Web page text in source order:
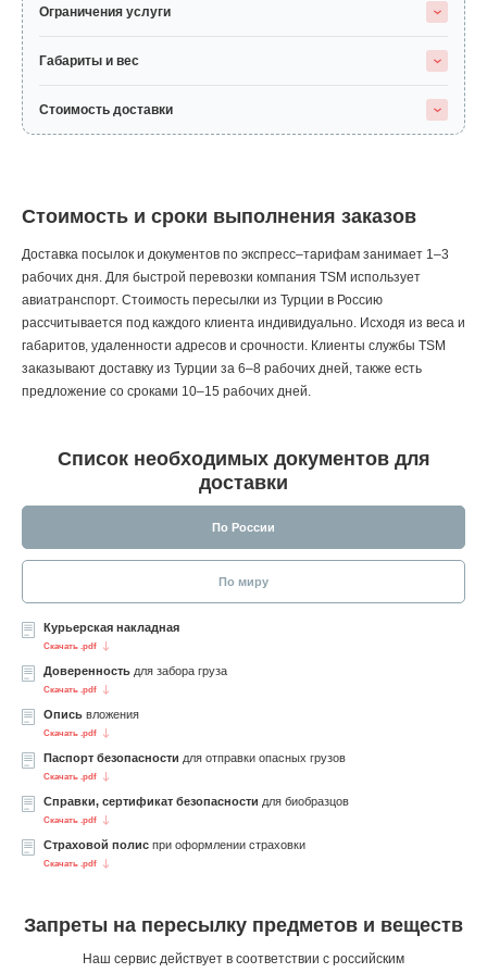
Ограничения услуги
Габариты и вес
Стоимость доставки
Стоимость и сроки выполнения заказов
Доставка посылок и документов по экспресс–тарифам занимает 1–3
рабочих дня. Для быстрой перевозки компания TSM использует
авиатранспорт. Стоимость пересылки из Турции в Россию
рассчитывается под каждого клиента индивидуально. Исходя из веса и
габаритов, удаленности адресов и срочности. Клиенты службы TSM
заказывают доставку из Турции за 6–8 рабочих дней, также есть
предложение со сроками 10–15 рабочих дней.
Список необходимых документов для
доставки
По России
По миру
Курьерская накладная
Скачать .pdf
Доверенность для забора груза
Скачать .pdf
Опись вложения
Скачать .pdf
Паспорт безопасности для отправки опасных грузов
Скачать .pdf
Справки, сертификат безопасности для биобразцов
Скачать .pdf
Страховой полис при оформлении страховки
Скачать .pdf
Запреты на пересылку предметов и веществ
Наш сервис действует в соответствии с российским